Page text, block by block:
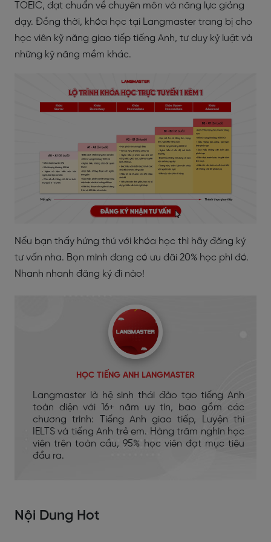
TOEIC, đạt chuẩn về chuyên môn và năng lực giảng
dạy. Đồng thời, khóa học tại Langmaster trang bị cho
học viên kỹ năng giao tiếp tiếng Anh, tư duy kỷ luật và
những kỹ năng mềm khác.
Nếu bạn thấy hứng thú với khóa học thì hãy đăng ký
tư vấn nha. Bọn mình đang có ưu đãi 20% học phí đó.
Nhanh nhanh đăng ký đi nào!
HỌC TIẾNG ANH LANGMASTER
Langmaster là hệ sinh thái đào tạo tiếng Anh
toàn diện với 16+ năm uy tín, bao gồm các
chương trình: Tiếng Anh giao tiếp, Luyện thi
IELTS và tiếng Anh trẻ em. Hàng trăm nghìn học
viên trên toàn cầu, 95% học viên đạt mục tiêu
đầu ra.
Nội Dung Hot